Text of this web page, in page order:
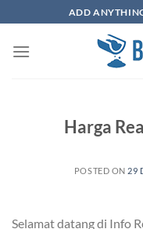
to
content
ADD
Harga
POSTED ON 29
Selamat datang di Info